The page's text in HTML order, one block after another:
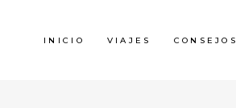
INICIO VIAJES CONSEJOS